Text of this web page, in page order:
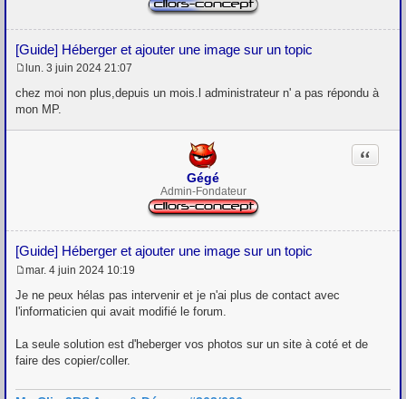
[Guide] Héberger et ajouter une image sur un topic
e
s
a
lun. 3 juin 2024 21:07
chez moi non plus,depuis un mois.l administrateur n' a pas répondu à
mon MP.
Gégé
Admin-Fondateur
[Guide] Héberger et ajouter une image sur un topic
Citation
e
s
s
g
e
mar. 4 juin 2024 10:19
Je ne peux hélas pas intervenir et je n'ai plus de contact avec
l'informaticien qui avait modifié le forum.
La seule solution est d'heberger vos photos sur un site à coté et de
faire des copier/coller.